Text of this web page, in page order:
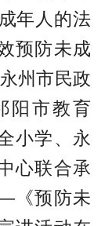
年人的法
预防未成
州市民政
阳市教育
小学、永
心联合承
《预防未